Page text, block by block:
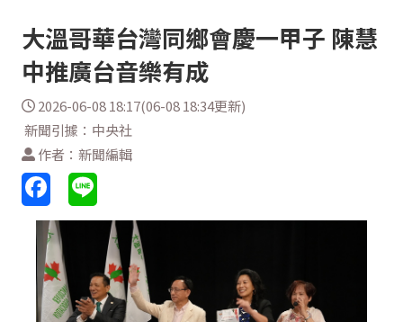
大溫哥華台灣同鄉會慶一甲子 陳慧
中推廣台音樂有成
2026-06-08 18:17(06-08 18:34更新)
新聞引據：中央社
作者：新聞編輯